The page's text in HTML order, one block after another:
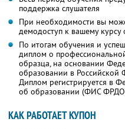
поддержка слушателя
При необходимости вы
демодоступ к вашему
По итогам обучения и
диплом о
образца, на основании
образовании в Российской
Диплом регистрируется в
об образовании (ФИС
КАК РАБОТАЕТ КУПОН